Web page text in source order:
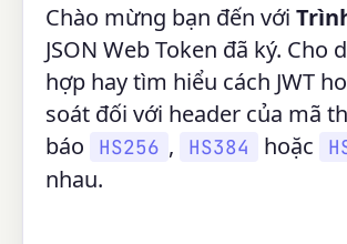
Chào mừng bạn đến với
JSON Web Token đã ký.
hợp hay tìm hiểu cách JWT
soát đối với header của mã
báo
HS256 , HS384 hoặc
nhau.